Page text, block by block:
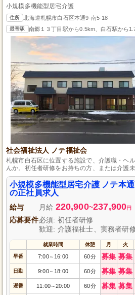
小規模多機能型居宅介護
住所 北海道札幌市白石区本通9-南5-18
最寄駅 南郷１３丁目駅から0.5km、白石駅から
社会福祉法人 ノテ福祉会
札幌市白石区に位置する施設で、介護職・ヘ
んか。初任者研修をお持ちの方、または介護
排泄の介助など、幅広い介護業務を通して成
研修制度も充実しており、残業少なめでプラ
小規模多機能型居宅介護 ノテ本
の正社員求人
給与 月給 220,900~237,900円
応募要件必須: 初任者研修
歓迎: 介護福祉士、実務者研
就業時間 休憩 月 火
早番 7:00～ 16:00 60分 募集 募集
日勤 9:00～ 18:00 60分 募集 募集
遅番 11:00～20:00 60分 募集 募集